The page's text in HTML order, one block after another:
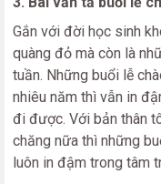
Gắn với đời học sinh
quàng đỏ mà còn là
tuần. Những buổi lễ
nhiêu năm thì vẫn in
đi được. Với bản thân
chăng nữa thì những
luôn in đậm trong tâm